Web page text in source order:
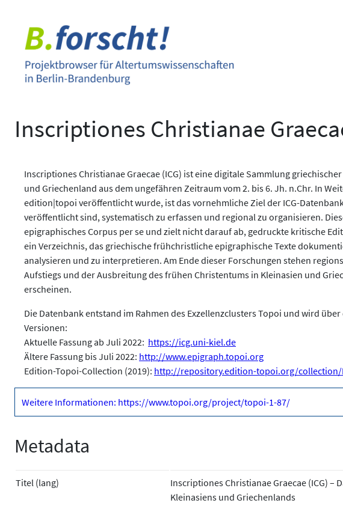
springen
Inscriptiones Christianae
Inscriptiones Christianae Graecae (ICG) ist eine digitale Sammlung
und Griechenland aus dem ungefähren Zeitraum vom 2. bis 6. Jh. n.Chr. In
edition|topoi veröffentlicht wurde, ist das vornehmliche Ziel der ICG-
veröffentlicht sind, systematisch zu erfassen und regional zu organisieren.
epigraphisches Corpus per se und zielt nicht darauf ab, gedruckte kritische
ein Verzeichnis, das griechische frühchristliche epigraphische Texte
analysieren und zu interpretieren. Am Ende dieser Forschungen stehen
Aufstiegs und der Ausbreitung des frühen Christentums in Kleinasien und
erscheinen.
Die Datenbank entstand im Rahmen des Exzellenzclusters Topoi und wird
Versionen:
Aktuelle Fassung ab Juli 2022: https://icg.uni-kiel.de
Ältere Fassung bis Juli 2022: http://www.epigraph.topoi.org
Edition-Topoi-Collection (2019): http://repository.edition-topoi.org/collection/
Weitere Informationen: https://www.topoi.org/project/topoi-1-87/
Metadata
Titel (lang)
Inscriptiones Christianae Graecae (ICG)
Kleinasiens und Griechenlands